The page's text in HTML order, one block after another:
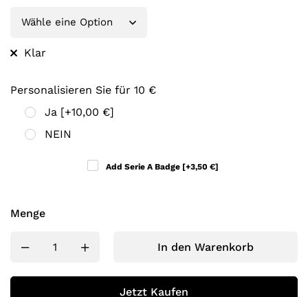
Klar
Personalisieren Sie für 10 €
Ja [+10,00 €]
NEIN
Add Serie A Badge [+3,50 €]
Menge
In den Warenkorb
Jetzt Kaufen